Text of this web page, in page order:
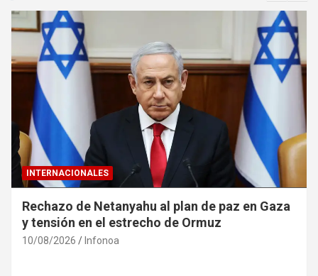
INTERNACIONALES
Rechazo de Netanyahu al plan de paz en Gaza
y tensión en el estrecho de Ormuz
10/08/2026 Infonoa